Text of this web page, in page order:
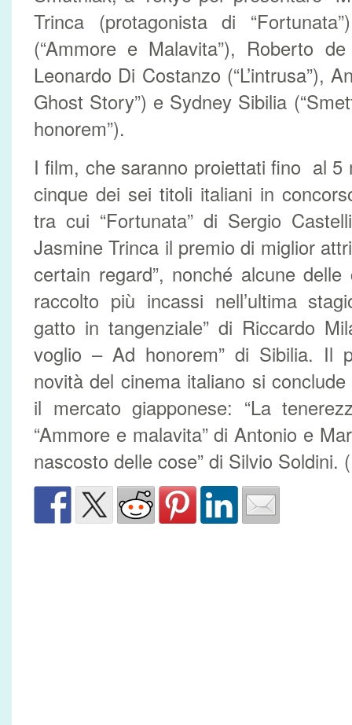
Trinca (protagonista di
(“Ammore e Malavita”), Roberto
Leonardo Di Costanzo (“L’intrusa”),
Ghost Story”) e Sydney Sibilia
honorem”).
I film, che saranno proiettati fino al 5
cinque dei sei titoli italiani in
tra cui “Fortunata” di Sergio
Jasmine Trinca il premio di miglior
certain regard”, nonché alcune
raccolto più incassi nell’ultima
gatto in tangenziale” di Riccardo
voglio – Ad honorem” di Sibilia. Il
novità del cinema italiano si
il mercato giapponese: “La
“Ammore e malavita” di Antonio e
nascosto delle cose” di Silvio Soldini.